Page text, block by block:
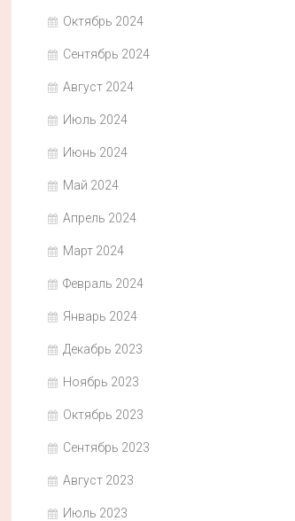
Октябрь 2024
Сентябрь 2024
Август 2024
Июль 2024
Июнь 2024
Май 2024
Апрель 2024
Март 2024
Февраль 2024
Январь 2024
Декабрь 2023
Ноябрь 2023
Октябрь 2023
Сентябрь 2023
Август 2023
Июль 2023